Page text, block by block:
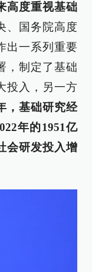
高度重视基础
、国务院高度
出一系列重要
，制定了基础
投入，另一方
，基础研究经
年的1951亿
会研发投入增